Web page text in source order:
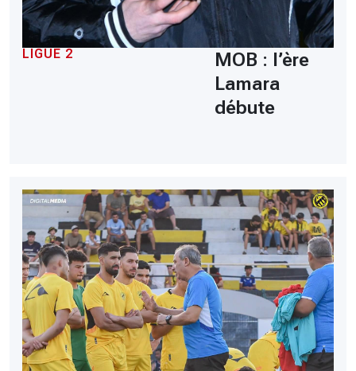
LIGUE 2
MOB : l’ère
Lamara
débute